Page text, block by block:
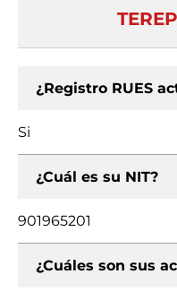
¿Registro RUES
Si
¿Cuál es su NIT?
901965201
¿Cuáles son sus